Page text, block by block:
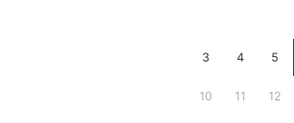
3 4 5
10 11 12